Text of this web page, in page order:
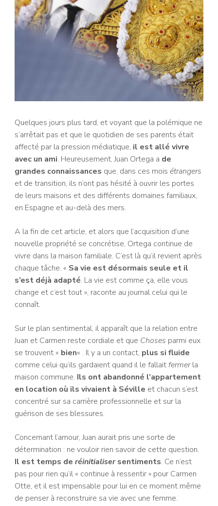
Quelques jours plus tard, et voyant que la polémique ne
s’arrêtait pas et que le quotidien de ses parents était
affecté par la pression médiatique, il est allé vivre
avec un ami. Heureusement, Juan Ortega a de
grandes connaissances que, dans ces mois étrangers
et de transition, ils n’ont pas hésité à ouvrir les portes
de leurs maisons et des différents domaines familiaux,
en Espagne et au-delà des mers.
A la fin de cet article, et alors que l’acquisition d’une
nouvelle propriété se concrétise, Ortega continue de
vivre dans la maison familiale. C’est là qu’il revient après
chaque tâche. « Sa vie est désormais seule et il
s’est déjà adapté. La vie est comme ça, elle vous
change et c’est tout », raconte au journal celui qui le
connaît.
Sur le plan sentimental, il apparaît que la relation entre
Juan et Carmen reste cordiale et que Choses parmi eux
se trouvent « bien« . Il y a un contact, plus si fluide
comme celui qu’ils gardaient quand il le fallaitfermerla
maison commune. Ils ont abandonné l’appartement
en location où ils vivaient à Séville et chacun s’est
concentré sur sa carrière professionnelle et sur la
guérison de ses blessures.
Concernant l’amour, Juan aurait pris une sorte de
détermination : ne vouloir rien savoir de cette question.
Il est temps de réinitialisersentiments. Ce n’est
pas pour rien qu’il « continue à ressentir » pour Carmen
Otte, et il est impensable pour lui en ce moment même
de penser à reconstruire sa vie avec une femme.